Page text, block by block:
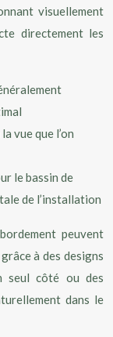
visuellement
directement les
vue que l’on
le bassin de
de l’installation
peuvent
à des designs
seul côté ou des
dans le